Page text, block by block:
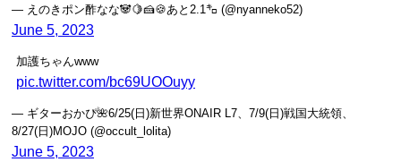
— えのきポン酢なな🐼🍋🍰🍪あと2.1㌔ (@nyanneko52)
June 5, 2023
加護ちゃんwww
pic.twitter.com/bc69UOOuyy
— ギターおかぴ🌺6/25(日)新世界ONAIR L7、7/9(日)戦国大統領、
8/27(日)MOJO (@occult_lolita)
June 5, 2023